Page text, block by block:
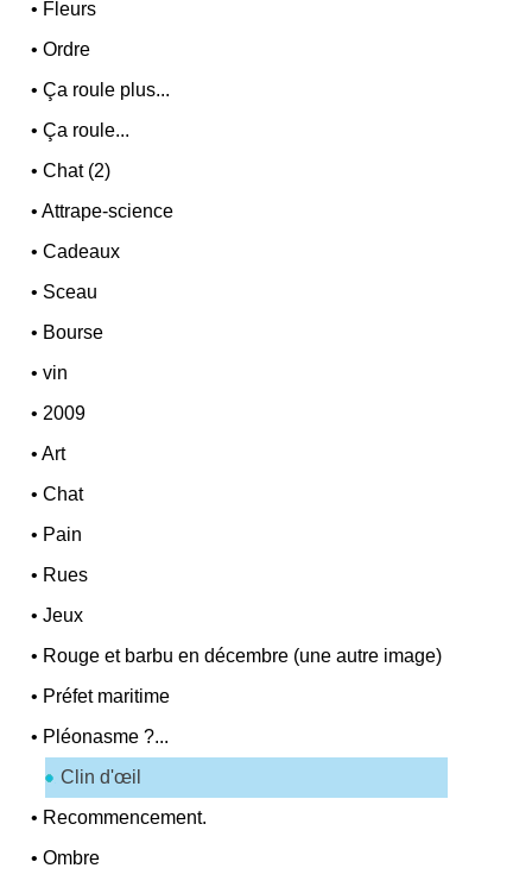
• Fleurs
•Ordre
•Ça roule plus...
•Ça roule...
•Chat (2)
•Attrape-science
•Cadeaux
• Sceau
• Bourse
•vin
•2009
•Art
•Chat
• Pain
• Rues
•Jeux
• Rouge et barbu en décembre (une autre image)
• Préfet maritime
• Pléonasme ?...
Clin d'œil
• Recommencement.
•Ombre